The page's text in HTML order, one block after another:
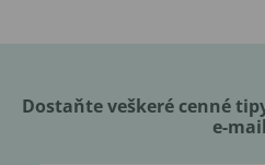
Dostaňte veškeré cenné
e-